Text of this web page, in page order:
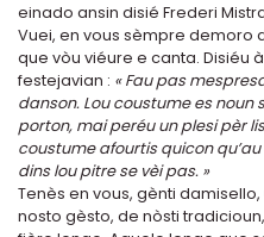
einado ansin disié Frederi
Vuei, en vous sèmpre demoro
que vòu viéure e canta. Disiéu
festejavian : « Fau pas
danson. Lou coustume es noun
porton, mai peréu un plesi pèr
coustume afourtis quicon
dins lou pitre se vèi pas. »
Tenès en vous, gènti
nosto gèsto, de nòsti